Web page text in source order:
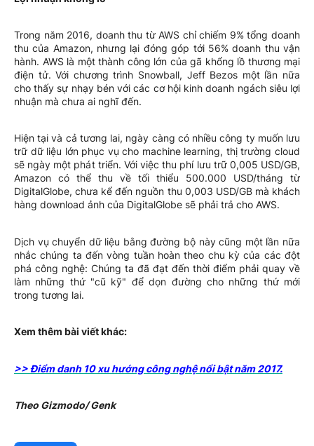
Trong năm 2016, doanh thu từ AWS chỉ chiếm 9% tổng doanh
thu của Amazon, nhưng lại đóng góp tới 56% doanh thu vận
hành. AWS là một thành công lớn của gã khổng lồ thương mại
điện tử. Với chương trình Snowball, Jeff Bezos một lần nữa
cho thấy sự nhạy bén với các cơ hội kinh doanh ngách siêu lợi
nhuận mà chưa ai nghĩ đến.
Hiện tại và cả tương lai, ngày càng có nhiều công ty muốn lưu
trữ dữ liệu lớn phục vụ cho machine learning, thị trường cloud
sẽ ngày một phát triển. Với việc thu phí lưu trữ 0,005 USD/GB,
Amazon có thể thu về tối thiểu 500.000 USD/tháng từ
DigitalGlobe, chưa kể đến nguồn thu 0,003 USD/GB mà khách
hàng download ảnh của DigitalGlobe sẽ phải trả cho AWS.
Dịch vụ chuyển dữ liệu bằng đường bộ này cũng một lần nữa
nhắc chúng ta đến vòng tuần hoàn theo chu kỳ của các đột
phá công nghệ: Chúng ta đã đạt đến thời điểm phải quay về
làm những thứ "cũ kỹ" để dọn đường cho những thứ mới
trong tương lai.
Xem thêm bài viết khác:
>> Điểm danh 10 xu hướng công nghệ nổi bật năm 2017.
Theo Gizmodo/ Genk